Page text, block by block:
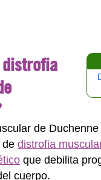
distrofia
de
de distrofia
que debilita
cuerpo.